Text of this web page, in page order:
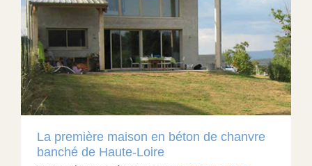
La première maison en béton de chanvre
banché de Haute-Loire